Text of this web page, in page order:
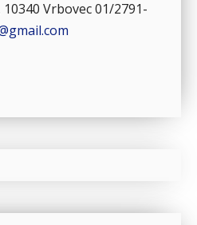
Vrbovec01/2791-